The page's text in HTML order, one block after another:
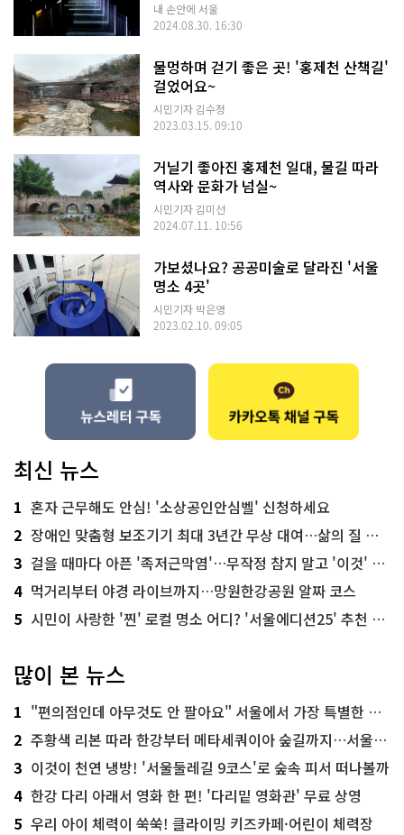
내 손안에 서울
2024.08.30. 16:30
물멍하며 걷기 좋은 곳! '홍제천 산책길'
걸었어요~
시민기자 김수정
2023.03.15. 09:10
거닐기 좋아진 홍제천 일대, 물길 따라
역사와 문화가 넘실~
시민기자 김미선
2024.07.11. 10:56
가보셨나요? 공공미술로 달라진 '서울
명소 4곳'
시민기자 박은영
2023.02.10. 09:05
최신 뉴스
1 혼자 근무해도 안심! '소상공인안심벨' 신청하세요
2 장애인 맞춤형 보조기기 최대 3년간 무상 대여…삶의 질 높인다
3 걸을 때마다 아픈 '족저근막염'…무작정 참지 말고 '이것' 해보세요!
4 먹거리부터 야경 라이브까지…망원한강공원 알짜 코스
5 시민이 사랑한 '찐' 로컬 명소 어디? '서울에디션25' 추천 코스
많이 본 뉴스
1 "편의점인데 아무것도 안 팔아요" 서울에서 가장 특별한 편의점의 정체
2 주황색 리본 따라 한강부터 메타세쿼이아 숲길까지…서울둘레길 15코스
3 이것이 천연 냉방! '서울둘레길 9코스'로 숲속 피서 떠나볼까
4 한강 다리 아래서 영화 한 편! '다리밑 영화관' 무료 상영
5 우리 아이 체력이 쑥쑥! 클라이밍 키즈카페·어린이 체력장